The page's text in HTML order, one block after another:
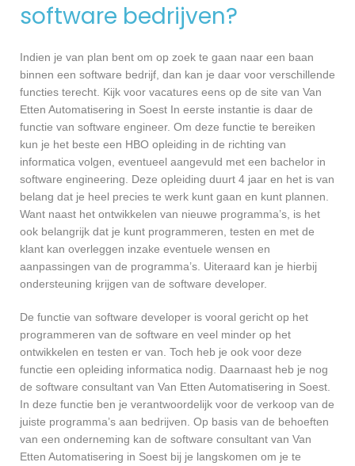
software bedrijven?
Indien je van plan bent om op zoek te gaan naar een baan
binnen een software bedrijf, dan kan je daar voor verschillende
functies terecht. Kijk voor vacatures eens op de site van Van
Etten Automatisering in Soest In eerste instantie is daar de
functie van software engineer. Om deze functie te bereiken
kun je het beste een HBO opleiding in de richting van
informatica volgen, eventueel aangevuld met een bachelor in
software engineering. Deze opleiding duurt 4 jaar en het is van
belang dat je heel precies te werk kunt gaan en kunt plannen.
Want naast het ontwikkelen van nieuwe programma’s, is het
ook belangrijk dat je kunt programmeren, testen en met de
klant kan overleggen inzake eventuele wensen en
aanpassingen van de programma’s. Uiteraard kan je hierbij
ondersteuning krijgen van de software developer.
De functie van software developer is vooral gericht op het
programmeren van de software en veel minder op het
ontwikkelen en testen er van. Toch heb je ook voor deze
functie een opleiding informatica nodig. Daarnaast heb je nog
de software consultant van Van Etten Automatisering in Soest.
In deze functie ben je verantwoordelijk voor de verkoop van de
juiste programma’s aan bedrijven. Op basis van de behoeften
van een onderneming kan de software consultant van Van
Etten Automatisering in Soest bij je langskomen om je te